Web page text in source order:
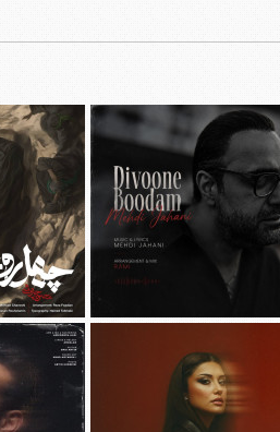
دانلود آهنگ
دانلود آهنگ جديد مهدی جهانی به نام
دیوونه بودم